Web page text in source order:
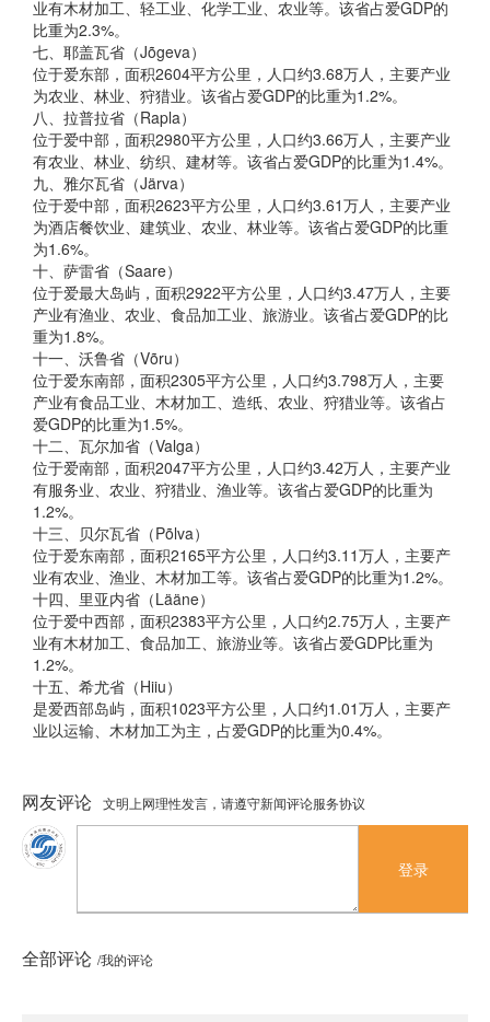
业有木材加工、轻工业、化学工业、农业等。该省占爱GDP的
比重为2.3%。
七、耶盖瓦省（Jõgeva）
位于爱东部，面积2604平方公里，人口约3.68万人，主要产业
为农业、林业、狩猎业。该省占爱GDP的比重为1.2%。
八、拉普拉省（Rapla）
位于爱中部，面积2980平方公里，人口约3.66万人，主要产业
有农业、林业、纺织、建材等。该省占爱GDP的比重为1.4%。
九、雅尔瓦省（Järva）
位于爱中部，面积2623平方公里，人口约3.61万人，主要产业
为酒店餐饮业、建筑业、农业、林业等。该省占爱GDP的比重
为1.6%。
十、萨雷省（Saare）
位于爱最大岛屿，面积2922平方公里，人口约3.47万人，主要
产业有渔业、农业、食品加工业、旅游业。该省占爱GDP的比
重为1.8%。
十一、沃鲁省（Võru）
位于爱东南部，面积2305平方公里，人口约3.798万人，主要
产业有食品工业、木材加工、造纸、农业、狩猎业等。该省占
爱GDP的比重为1.5%。
十二、瓦尔加省（Valga）
位于爱南部，面积2047平方公里，人口约3.42万人，主要产业
有服务业、农业、狩猎业、渔业等。该省占爱GDP的比重为
1.2%。
十三、贝尔瓦省（Põlva）
位于爱东南部，面积2165平方公里，人口约3.11万人，主要产
业有农业、渔业、木材加工等。该省占爱GDP的比重为1.2%。
十四、里亚内省（Lääne）
位于爱中西部，面积2383平方公里，人口约2.75万人，主要产
业有木材加工、食品加工、旅游业等。该省占爱GDP比重为
1.2%。
十五、希尤省（Hiiu）
是爱西部岛屿，面积1023平方公里，人口约1.01万人，主要产
业以运输、木材加工为主，占爱GDP的比重为0.4%。
网友评论 文明上网理性发言，请遵守新闻评论服务协议
登录
全部评论 /我的评论